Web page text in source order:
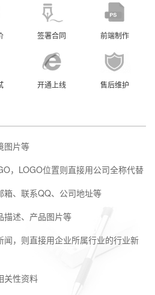
签署合同 前端制作
开通上线 售后维护
图片等
，LOGO位置则直接用公司全称代替
箱、联系QQ、公司地址等
描述、产品图片等
，则直接用企业所属行业的行业新
关性资料